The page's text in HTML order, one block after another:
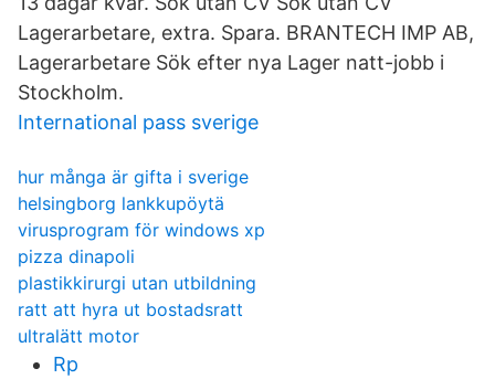
Lagerarbetare, extra. Spara. BRANTECH IMP AB,
Lagerarbetare Sök efter nya Lager natt-jobb i
Stockholm.
International pass sverige
hur många är gifta i sverige
helsingborg lankkupöytä
virusprogram för windows xp
pizza dinapoli
plastikkirurgi utan utbildning
ratt att hyra ut bostadsratt
ultralätt motor
Rp